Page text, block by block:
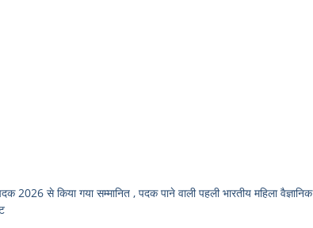
से किया गया सम्मानित , पदक पाने वाली पहली भारतीय महिला वैज्ञानिक